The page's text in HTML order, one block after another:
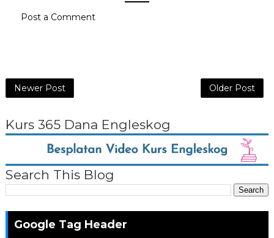
Post a Comment
Newer Post Older Post
Kurs 365 Dana Engleskog
Search This Blog
Google Tag Header